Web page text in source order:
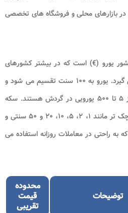
در بازارهای محلی و فروشگاه های تخصصی
یورو (€) است که در بیشتر کشورهای
اروپایی نیز مورد استفاده قرار می گیرد. یورو به ۱۰۰ سنت تقسیم می شود و
اسکناس ها در مقادیر مختلف از ۵ تا ۵۰۰ یورویی در گردش هستند. سکه
های یورو نیز شامل واحدهای کوچک تر مانند ۱، ۲، ۵، ۱۰، ۲۰ و ۵۰ سنتی و
شوند که به راحتی در معاملات روزانه استفاده می
توضیحات
محدوده
قیمت
تقریبی